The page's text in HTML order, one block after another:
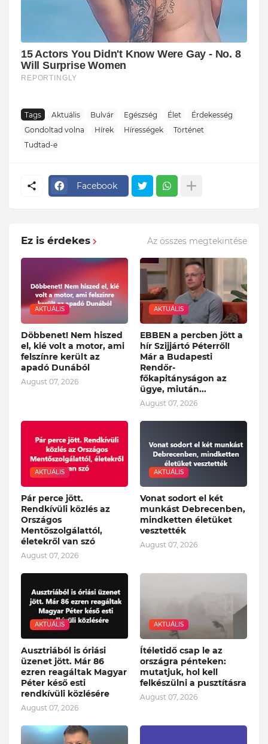
Tags Aktuális Bulvár Egészség Élet
Érdekesség
Gondoltad volna
Hírek Hírességek
Történet
Tudtad-e
Facebook
Ez is érdekes Az összes megtekintése
AKTUÁLIS
Döbbenet! Nem hiszed
el, kié volt a motor, ami
felszínre került az
apadó Dunából
August 07, 2026
AKTUÁLIS
EBBEN a percben jött a
hír Szijjártó Péterről!
Már a Budapesti
Rendőr-
főkapitányságon az
ügye, miután...
August 07, 2026
AKTUÁLIS
Pár perce jött.
Rendkívüli közlés az
Országos
Mentőszolgálattól,
életekről van szó
August 07, 2026
AKTUÁLIS
Vonat sodort el két
munkást Debrecenben,
mindketten életüket
vesztették
August 07, 2026
AKTUÁLIS
Ausztriából is óriási
üzenet jött. Már 86
ezren reagáltak Magyar
Péter késő esti
rendkívüli közlésére
August 07, 2026
AKTUÁLIS
Ítéletidő csap le az
országra pénteken:
mutatjuk, hol kell
felkészülni a pusztításra
August 07, 2026